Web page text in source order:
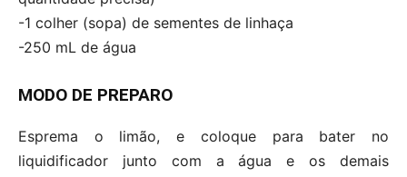
-1 colher (sopa) de sementes de linhaça
-250 mL de água
MODO DE PREPARO
Esprema o limão, e coloque para bater no
liquidificador junto com a água e os demais